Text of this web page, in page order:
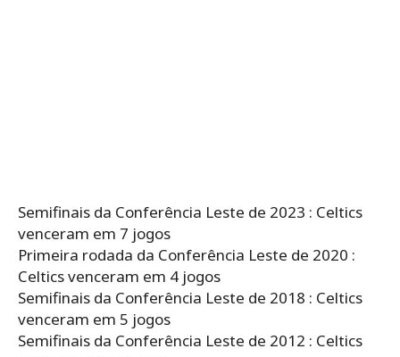
Semifinais da Conferência Leste de 2023 : Celtics
venceram em 7 jogos
Primeira rodada da Conferência Leste de 2020 :
Celtics venceram em 4 jogos
Semifinais da Conferência Leste de 2018 : Celtics
venceram em 5 jogos
Semifinais da Conferência Leste de 2012 : Celtics